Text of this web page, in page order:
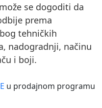
se dogoditi da
prema
tehničkih
nadogradnji, načinu
i boji.
u prodajnom programu